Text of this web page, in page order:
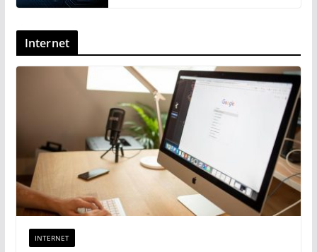
Internet
INTERNET